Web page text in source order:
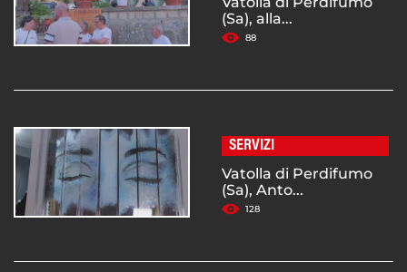
(Sa), alla...
88
SERVIZI
Vatolla di Perdifumo
(Sa), Anto...
128